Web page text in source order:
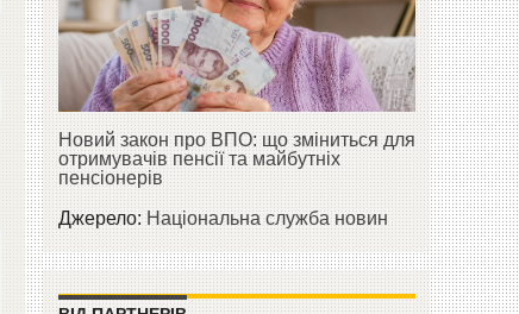
Новий закон про ВПО: що зміниться для
отримувачів пенсії та майбутніх
пенсіонерів
Джерело:Національна служба новин